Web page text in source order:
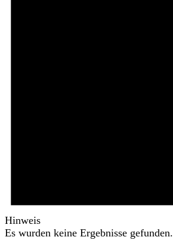
Hinweis
Es wurden keine Ergebnisse gefunden.